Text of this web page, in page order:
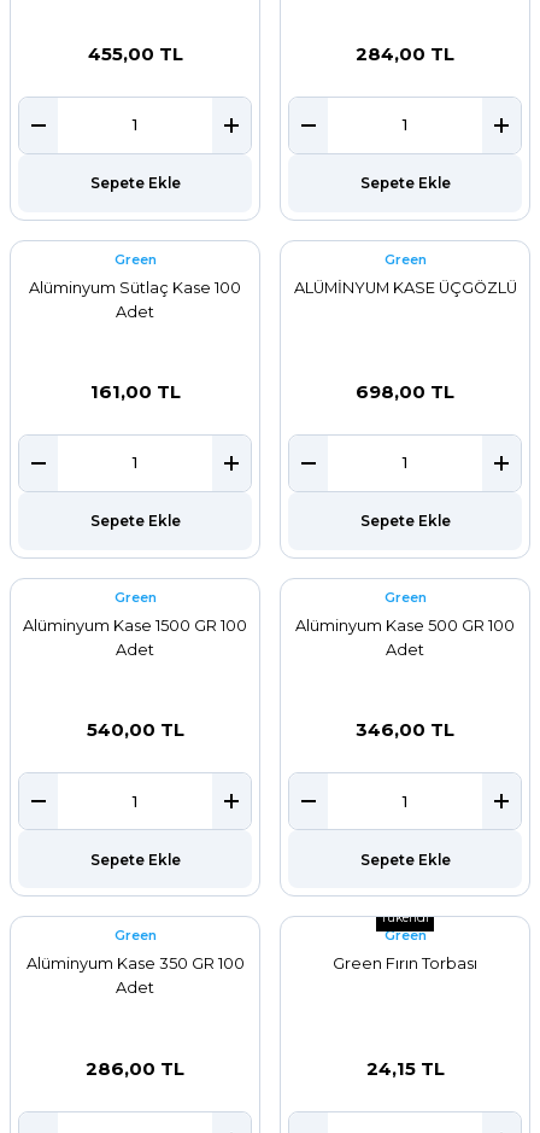
455,00 TL
Sepete Ekle
284,00 TL
Sepete Ekle
Green
Alüminyum Sütlaç Kase 100
Adet
161,00 TL
Sepete Ekle
Green
ALÜMİNYUM KASE ÜÇGÖZLÜ
698,00 TL
Sepete Ekle
Green
Alüminyum Kase 1500 GR 100
Adet
540,00 TL
Sepete Ekle
Green
Alüminyum Kase 500 GR 100
Adet
346,00 TL
Sepete Ekle
Green
Alüminyum Kase 350 GR 100
Adet
286,00 TL
Tükendi
Green
Green Fırın Torbası
24,15 TL